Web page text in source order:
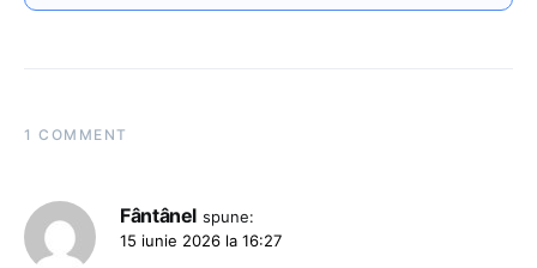
1 COMMENT
Fântânel spune:
15 iunie 2026 la 16:27